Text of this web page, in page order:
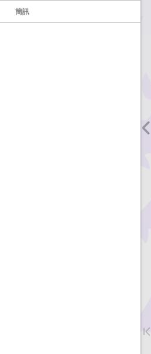
簡訊